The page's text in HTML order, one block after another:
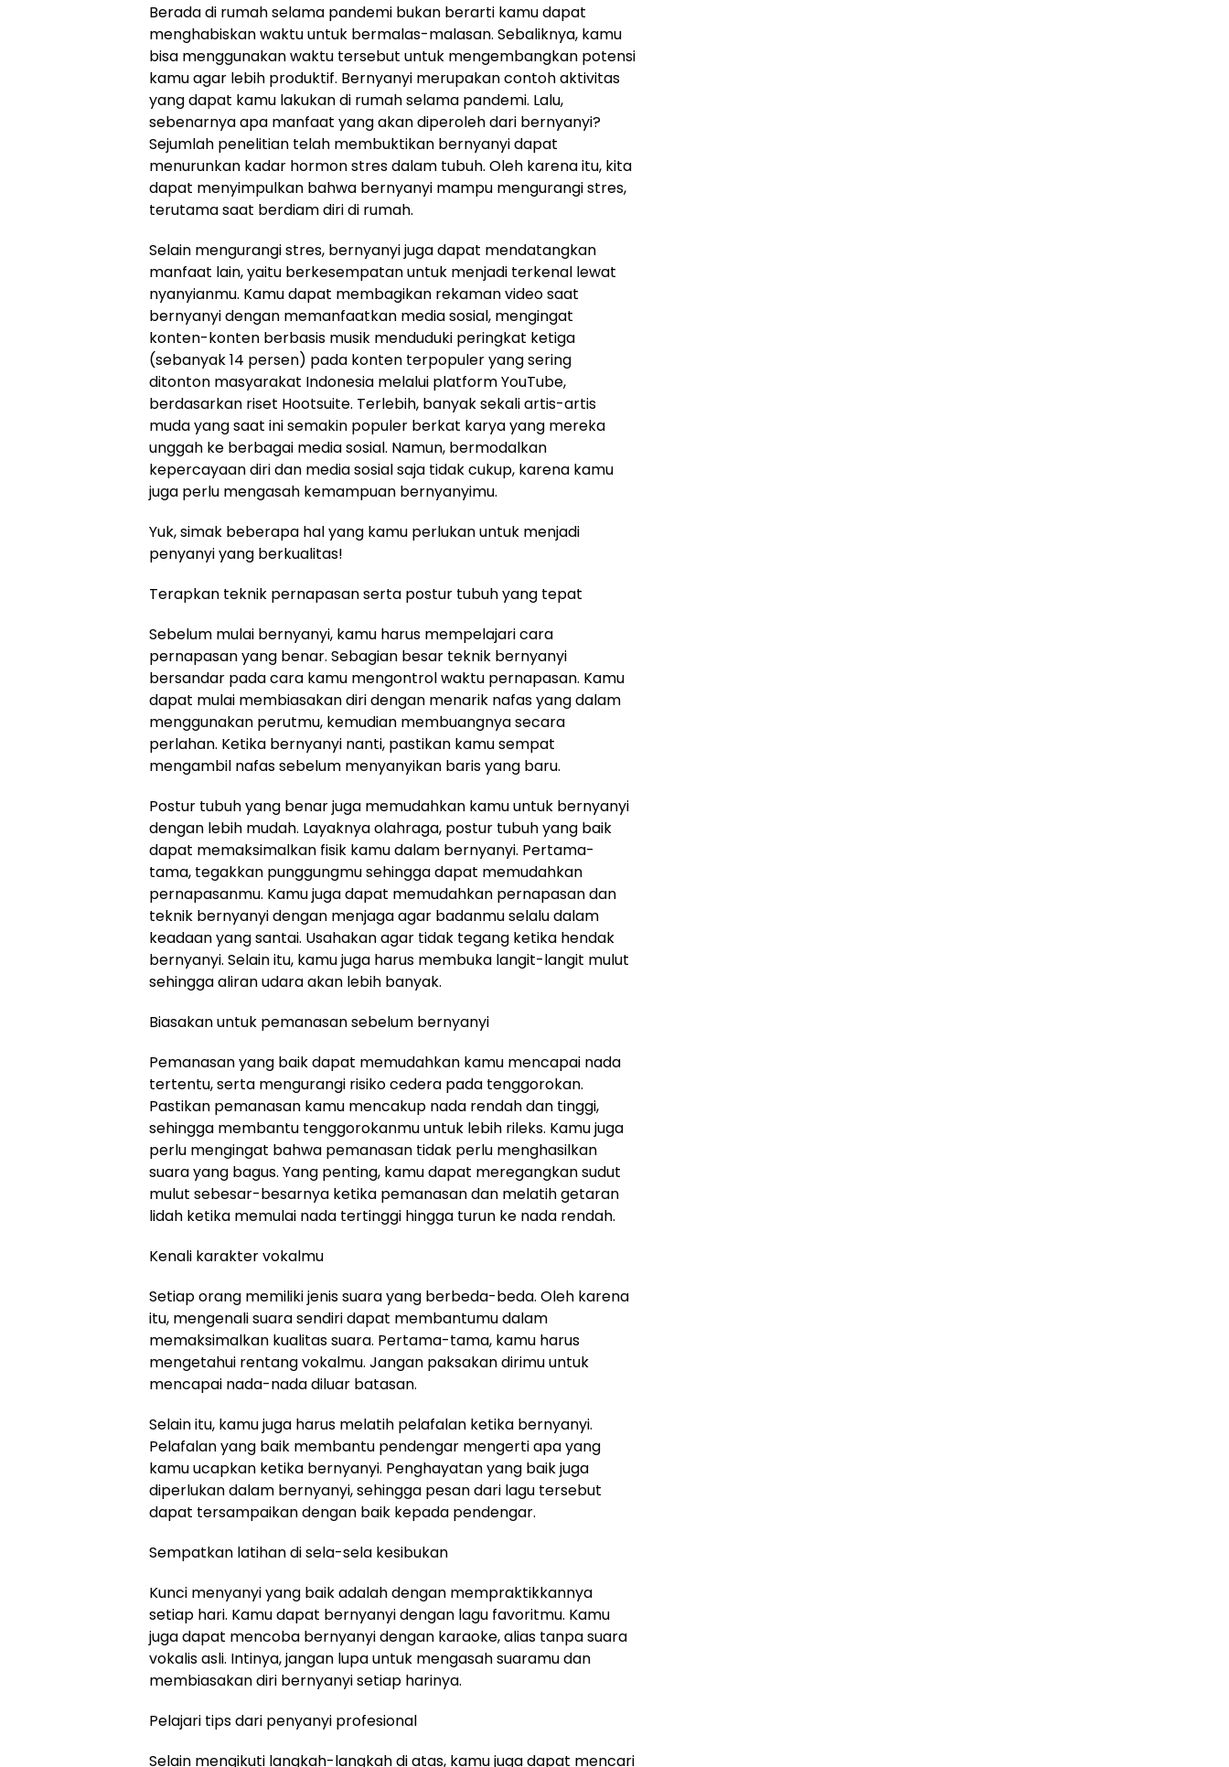
Berada di rumah selama pandemi bukan berarti kamu dapat
menghabiskan waktu untuk bermalas-malasan. Sebaliknya, kamu
bisa menggunakan waktu tersebut untuk mengembangkan potensi
kamu agar lebih produktif. Bernyanyi merupakan contoh aktivitas
yang dapat kamu lakukan di rumah selama pandemi. Lalu,
sebenarnya apa manfaat yang akan diperoleh dari bernyanyi?
Sejumlah penelitian telah membuktikan bernyanyi dapat
menurunkan kadar hormon stres dalam tubuh. Oleh karena itu, kita
dapat menyimpulkan bahwa bernyanyi mampu mengurangi stres,
terutama saat berdiam diri di rumah.
Selain mengurangi stres, bernyanyi juga dapat mendatangkan
manfaat lain, yaitu berkesempatan untuk menjadi terkenal lewat
nyanyianmu. Kamu dapat membagikan rekaman video saat
bernyanyi dengan memanfaatkan media sosial, mengingat
konten-konten berbasis musik menduduki peringkat ketiga
(sebanyak 14 persen) pada konten terpopuler yang sering
ditonton masyarakat Indonesia melalui platform YouTube,
berdasarkan riset Hootsuite. Terlebih, banyak sekali artis-artis
muda yang saat ini semakin populer berkat karya yang mereka
unggah ke berbagai media sosial. Namun, bermodalkan
kepercayaan diri dan media sosial saja tidak cukup, karena kamu
juga perlu mengasah kemampuan bernyanyimu.
Yuk, simak beberapa hal yang kamu perlukan untuk menjadi
penyanyi yang berkualitas!
Terapkan teknik pernapasan serta postur tubuh yang tepat
Sebelum mulai bernyanyi, kamu harus mempelajari cara
pernapasan yang benar. Sebagian besar teknik bernyanyi
bersandar pada cara kamu mengontrol waktu pernapasan. Kamu
dapat mulai membiasakan diri dengan menarik nafas yang dalam
menggunakan perutmu, kemudian membuangnya secara
perlahan. Ketika bernyanyi nanti, pastikan kamu sempat
mengambil nafas sebelum menyanyikan baris yang baru.
Postur tubuh yang benar juga memudahkan kamu untuk bernyanyi
dengan lebih mudah. Layaknya olahraga, postur tubuh yang baik
dapat memaksimalkan fisik kamu dalam bernyanyi. Pertama-
tama, tegakkan punggungmu sehingga dapat memudahkan
pernapasanmu. Kamu juga dapat memudahkan pernapasan dan
teknik bernyanyi dengan menjaga agar badanmu selalu dalam
keadaan yang santai. Usahakan agar tidak tegang ketika hendak
bernyanyi. Selain itu, kamu juga harus membuka langit-langit mulut
sehingga aliran udara akan lebih banyak.
Biasakan untuk pemanasan sebelum bernyanyi
Pemanasan yang baik dapat memudahkan kamu mencapai nada
tertentu, serta mengurangi risiko cedera pada tenggorokan.
Pastikan pemanasan kamu mencakup nada rendah dan tinggi,
sehingga membantu tenggorokanmu untuk lebih rileks. Kamu juga
perlu mengingat bahwa pemanasan tidak perlu menghasilkan
suara yang bagus. Yang penting, kamu dapat meregangkan sudut
mulut sebesar-besarnya ketika pemanasan dan melatih getaran
lidah ketika memulai nada tertinggi hingga turun ke nada rendah.
Kenali karakter vokalmu
Setiap orang memiliki jenis suara yang berbeda-beda. Oleh karena
itu, mengenali suara sendiri dapat membantumu dalam
memaksimalkan kualitas suara. Pertama-tama, kamu harus
mengetahui rentang vokalmu. Jangan paksakan dirimu untuk
mencapai nada-nada diluar batasan.
Selain itu, kamu juga harus melatih pelafalan ketika bernyanyi.
Pelafalan yang baik membantu pendengar mengerti apa yang
kamu ucapkan ketika bernyanyi. Penghayatan yang baik juga
diperlukan dalam bernyanyi, sehingga pesan dari lagu tersebut
dapat tersampaikan dengan baik kepada pendengar.
Sempatkan latihan di sela-sela kesibukan
Kunci menyanyi yang baik adalah dengan mempraktikkannya
setiap hari. Kamu dapat bernyanyi dengan lagu favoritmu. Kamu
juga dapat mencoba bernyanyi dengan karaoke, alias tanpa suara
vokalis asli. Intinya, jangan lupa untuk mengasah suaramu dan
membiasakan diri bernyanyi setiap harinya.
Pelajari tips dari penyanyi profesional
Selain mengikuti langkah-langkah di atas, kamu juga dapat mencari